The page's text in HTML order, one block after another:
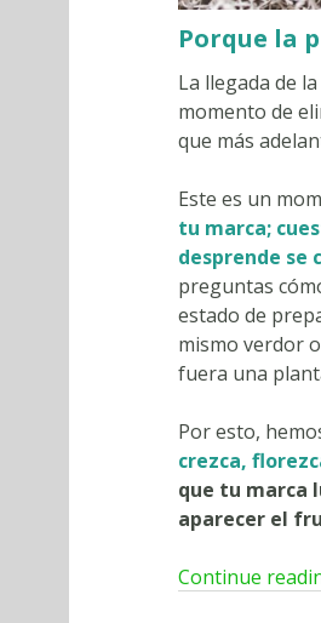
Porque la
La llegada de la
momento de
que más
Este es un
tu marca;
desprende se
preguntas
estado de
mismo verdor
fuera una
Por esto,
crezca,
que tu marca
aparecer el
Continue